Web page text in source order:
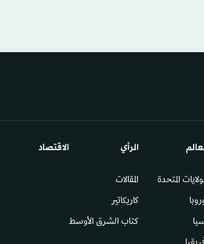
المتحدة
الرأي
المقالات
كاريكاتير
كتاب الشرق الأوسط
الاقتصاد